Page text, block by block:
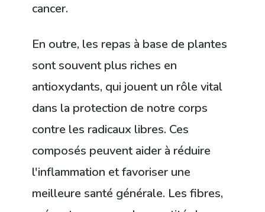
cancer.
En outre, les repas à base de plantes
sont souvent plus riches en
antioxydants, qui jouent un rôle vital
dans la protection de notre corps
contre les radicaux libres. Ces
composés peuvent aider à réduire
l'inflammation et favoriser une
meilleure santé générale. Les fibres,